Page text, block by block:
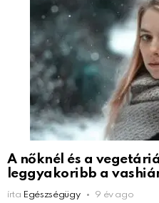
A nőknél és a
leggyakoribb a
írta Egészségügy 9 év ago